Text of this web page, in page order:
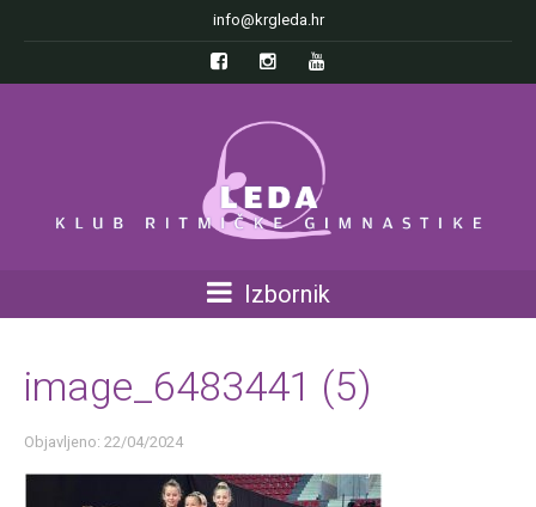
info@krgleda.hr
Izbornik
image_6483441 (5)
Objavljeno: 22/04/2024